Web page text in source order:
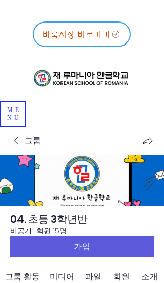
ME
NU
벼룩시장 바로가기
그룹
04. 초등 3학년반
비공개 · 회원 15명
가입
그룹 활동 미디어 파일 회원 소개